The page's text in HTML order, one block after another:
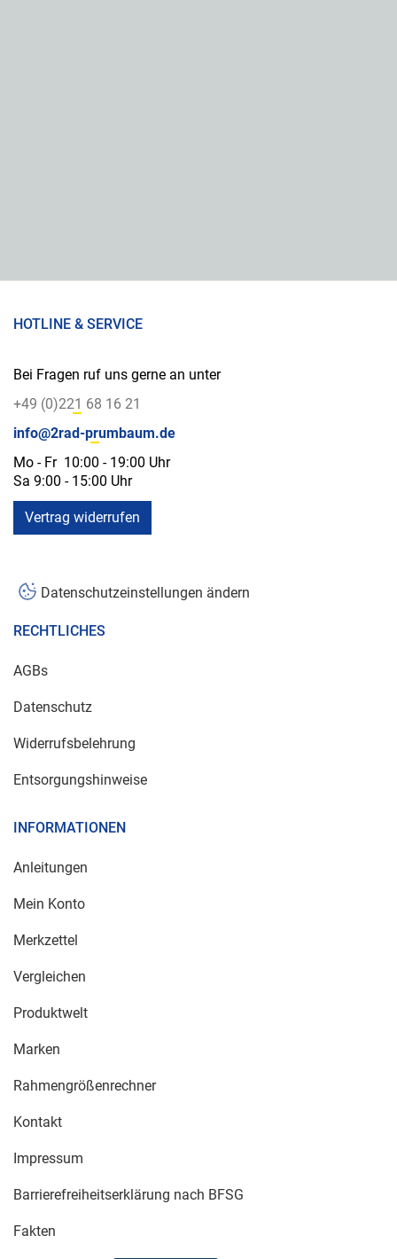
HOTLINE & SERVICE
Bei Fragen ruf uns gerne an unter
+49 (0)221 68 16 21
info@2rad-prumbaum.de
Mo - Fr 10:00 - 19:00 Uhr
Sa 9:00 - 15:00 Uhr
Vertrag widerrufen
Datenschutzeinstellungen ändern
RECHTLICHES
AGBs
Datenschutz
Widerrufsbelehrung
Entsorgungshinweise
INFORMATIONEN
Anleitungen
Mein Konto
Merkzettel
Vergleichen
Produktwelt
Marken
Rahmengrößenrechner
Kontakt
Impressum
Barrierefreiheitserklärung nach BFSG
Fakten